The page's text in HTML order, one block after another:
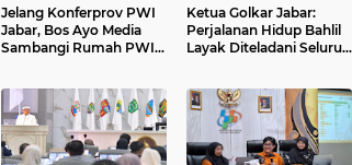
Jelang Konferprov PWI
Jabar, Bos Ayo Media
Sambangi Rumah PWI
Ketua Golkar Jabar:
Perjalanan Hidup Bahlil
Layak Diteladani Seluruh